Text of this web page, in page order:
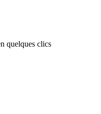
quelques clics